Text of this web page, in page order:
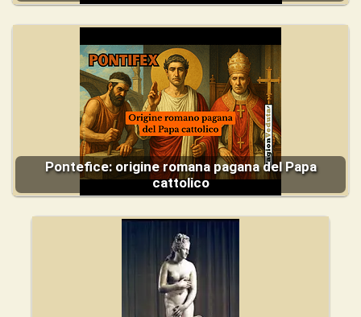
Pontefice: origine romana pagana del Papa
cattolico